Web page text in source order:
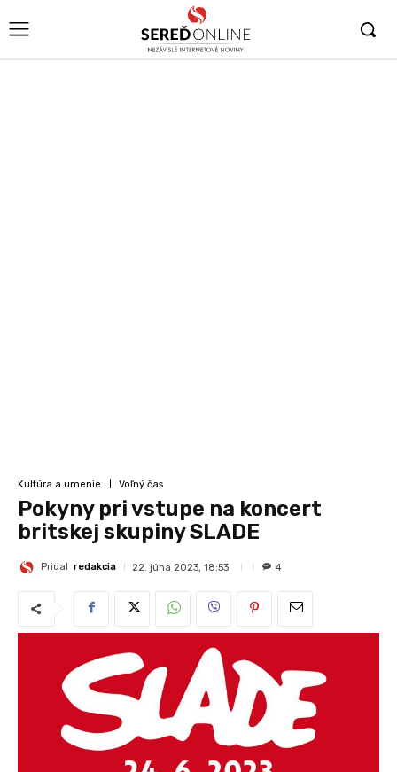
Kultúra a umenie Voľný čas
Pokyny pri vstupe na koncert
britskej skupiny SLADE
Pridal redakcia 22. júna 2023, 18:53 4